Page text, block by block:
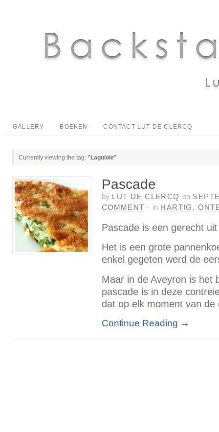
GALLERY BOEKEN CONTACT LUT DE CLERCQ
Currently viewing the tag: "Laguiole"
Pascade
by LUT DE CLERCQ on
COMMENT · in HARTIG ,
Pascade is een gerecht
Het is een grote
enkel gegeten werd de
Maar in de Aveyron is het
pascade is in deze
dat op elk moment van
Continue Reading →